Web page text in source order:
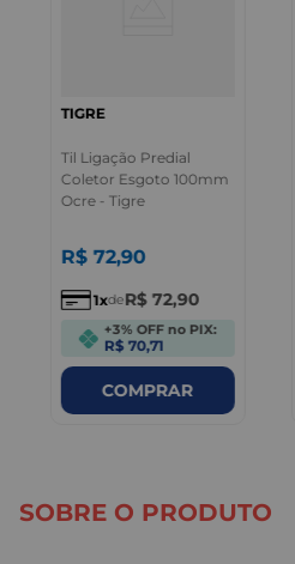
TIGRE
Til Ligação Predial
Coletor Esgoto 100mm
Ocre - Tigre
R$ 72,90
1 deR$ 72,90
+3% OFF no PIX:
R$ 70,71
COMPRAR
SOBRE O PRODUTO